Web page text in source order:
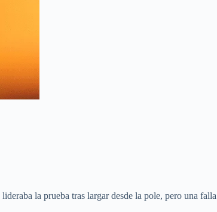
lideraba la prueba tras largar desde la pole, pero una falla